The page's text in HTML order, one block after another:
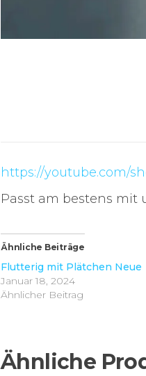
https://youtube.com/
Passt am bestens mit
Ähnliche Beiträge
Flutterig mit Plätchen Neue
Januar 18, 2024
Ähnlicher Beitrag
Ähnliche